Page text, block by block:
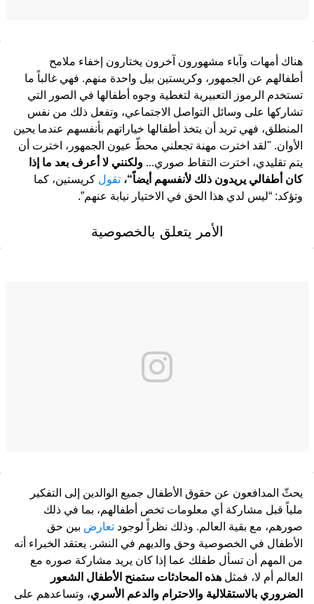
هناك أمهات وآباء مشهورون آخرون يختارون إخفاء ملامح
أطفالهم عن الجمهور، وكريستين بيل واحدة منهم. فهي غالباً ما
تستخدم الرموز التعبيرية لتغطية وجوه أطفالها في الصور التي
تشاركها على وسائل التواصل الاجتماعي، وتفعل ذلك من نفس
المنطلق، فهي تريد أن يتخذ أطفالها خياراتهم بأنفسهم عندما يحين
الأوان. "لقد اخترت مهنة تجعلني محطّ عيون الجمهور، اخترت أن
يتم تقليدي، اخترت التقاط صوري... ولكنني لا أعرف بعد ما إذا
كان أطفالي يريدون ذلك لأنفسهم أيضاً“، تقول كريستين، كما
وتؤكد: “ليس لدي هذا الحق في الاختيار نيابة عنهم”.
الأمر يتعلق بالخصوصية
يحثّ المدافعون عن حقوق الأطفال جميع الوالدين إلى التفكير
ملياً قبل مشاركة أي معلومات تخص أطفالهم، بما في ذلك
صورهم، مع بقية العالم. وذلك نظراً لوجود تعارض بين حق
الأطفال في الخصوصية وحق والديهم في النشر. يعتقد الخبراء أنه
من المهم أن تسأل طفلك عما إذا كان يريد مشاركة صوره مع
العالم أم لا، فمثل هذه المحادثات ستمنح الأطفال الشعور
الضروري بالاستقلالية والاحترام والدعم الأسري، وتساعدهم على